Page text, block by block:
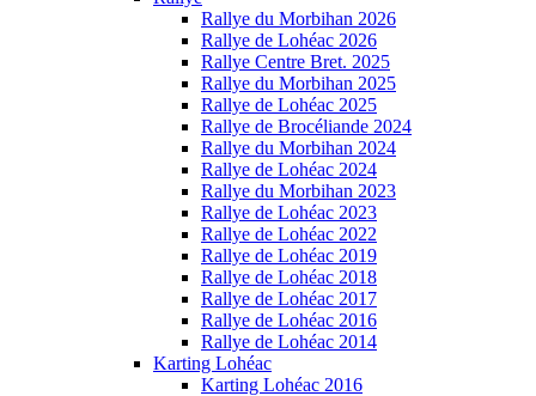
Rallye du Morbihan 2026
Rallye de Lohéac 2026
Rallye Centre Bret. 2025
Rallye du Morbihan 2025
Rallye de Lohéac 2025
Rallye de Brocéliande 2024
Rallye du Morbihan 2024
Rallye de Lohéac 2024
Rallye du Morbihan 2023
Rallye de Lohéac 2023
Rallye de Lohéac 2022
Rallye de Lohéac 2019
Rallye de Lohéac 2018
Rallye de Lohéac 2017
Rallye de Lohéac 2016
Rallye de Lohéac 2014
Karting Lohéac
Karting Lohéac 2016